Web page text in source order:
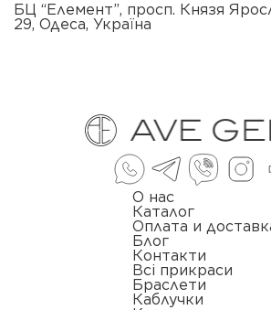
БЦ “Елемент”, просп. Князя
29, Одеса, Україна
О нас
Каталог
Оплата и
Блог
Контакти
Всі прикраси
Браслети
Каблучки